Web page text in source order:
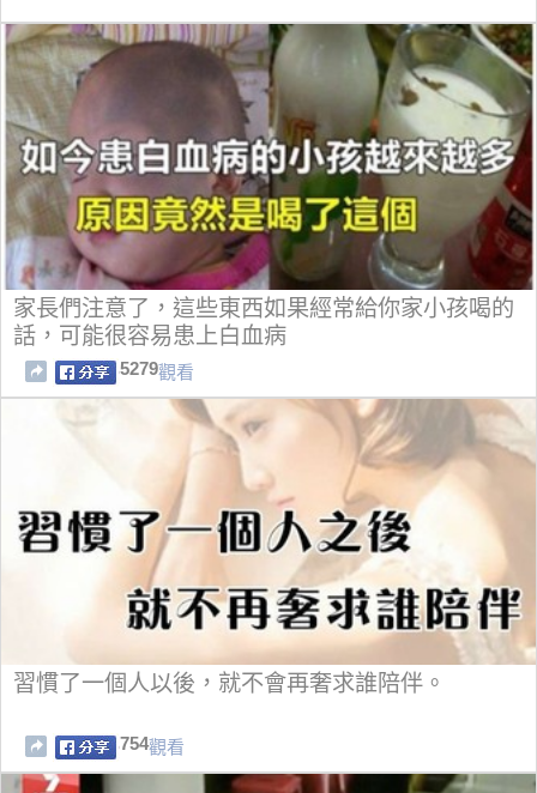
家長們注意了，這些東西如果經常給你家小孩喝的
話，可能很容易患上白血病
5279觀看
習慣了一個人以後，就不會再奢求誰陪伴。
754觀看